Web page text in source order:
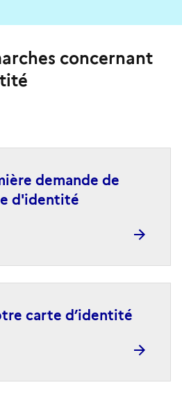
concernant
demande de
d'identité
carte d’identité